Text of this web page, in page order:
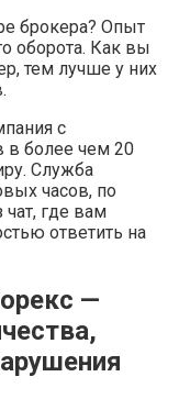
брокера? Опыт
оборота. Как вы
тем лучше у них
с
в более чем 20
Служба
часов, по
чат, где вам
ответить на
—